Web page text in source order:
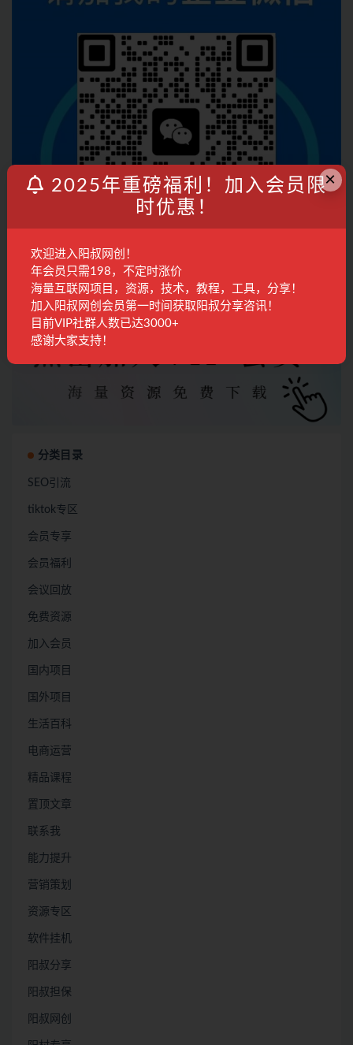
加入会员
分类目录
SEO引流
tiktok专区
会员专享
会员福利
会议回放
免费资源
加入会员
国内项目
国外项目
生活百科
电商运营
精品课程
置顶文章
联系我
能力提升
营销策划
资源专区
软件挂机
阳叔分享
阳叔担保
阳叔网创
×
2025年重磅福利！加入会员限
时优惠！
欢迎进入阳叔网创！
年会员只需198，不定时涨价
海量互联网项目，资源，技术，教程，工具，分享！
加入阳叔网创会员第一时间获取阳叔分享咨讯！
目前VIP社群人数已达3000+
感谢大家支持！